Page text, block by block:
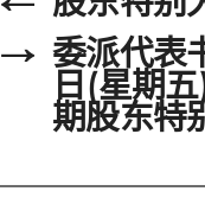
→ 委派代表
日(星期
期股东特